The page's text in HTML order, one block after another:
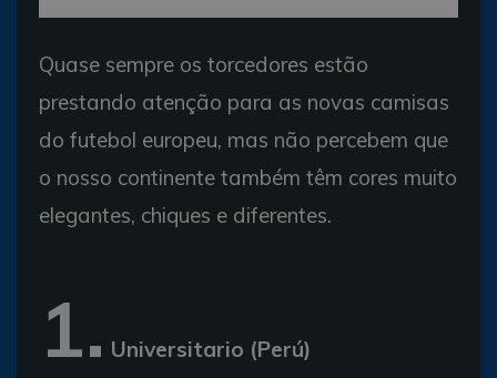
Quase sempre os torcedores estão
prestando atenção para as novas camisas
do futebol europeu, mas não percebem que
o nosso continente também têm cores muito
elegantes, chiques e diferentes.
1. Universitario (Perú)